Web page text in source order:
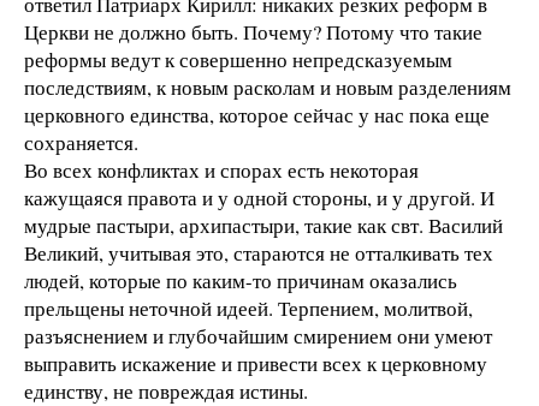
Церкви не должно быть. Почему? Потому что такие
реформы ведут к совершенно непредсказуемым
последствиям, к новым расколам и новым разделениям
церковного единства, которое сейчас у нас пока еще
сохраняется.
Во всех конфликтах и спорах есть некоторая
кажущаяся правота и у одной стороны, и у другой. И
мудрые пастыри, архипастыри, такие как свт. Василий
Великий, учитывая это, стараются не отталкивать тех
людей, которые по каким-то причинам оказались
прельщены неточной идеей. Терпением, молитвой,
разъяснением и глубочайшим смирением они умеют
выправить искажение и привести всех к церковному
единству, не повреждая истины.